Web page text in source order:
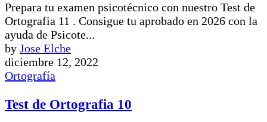
Prepara tu examen psicotécnico con nuestro Test de
Ortografia 11 . Consigue tu aprobado en 2026 con la
ayuda de Psicote...
by Jose Elche
diciembre 12, 2022
Ortografía
Test de Ortografia 10